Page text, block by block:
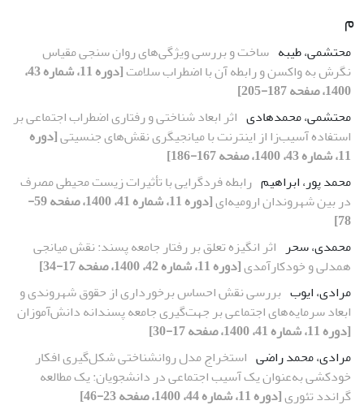
م
محتشمی، طیبه ساخت و بررسی ویژگی‌های روان سنجی مقیاس
نگرش به واکسن و رابطه آن با اضطراب سلامت
[دوره 11، شماره 43،
1400، صفحه 187-205]
محتشمی، محمدهادی اثر ابعاد شناختی و رفتاری اضطراب اجتماعی بر
استفاده آسیب‌زا از اینترنت با میانجیگری نقش‌های جنسیتی[دوره
11، شماره 43، 1400، صفحه 167-186]
محمد پور، ابراهیم رابطه فردگرایی با تأثیرات زیست محیطی مصرف
در بین شهروندان ارومیه‌ای
[دوره 11، شماره 41، 1400، صفحه 59-
78]
محمدی، سحر اثر انگیزه تعلق بر رفتار جامعه پسند: نقش میانجی
همدلی و خودکارآمدی[دوره 11، شماره 42، 1400، صفحه 17-34]
مرادی، ایوب بررسی نقش احساس برخورداری از حقوق شهروندی و
ابعاد سرمایه‌های اجتماعی بر جهت‌گیری جامعه پسندانه دانش‌آموزان
[دوره 11، شماره 41، 1400، صفحه 17-30]
مرادی، محمد راضی استخراج مدل روانشناختی شکل‌گیری افکار
خودکشی به‌عنوان یک آسیب اجتماعی در دانشجویان: یک مطالعه
گراندد تئوری[دوره 11، شماره 44، 1400، صفحه 23-46]